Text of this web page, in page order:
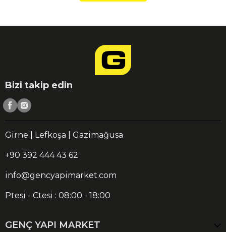
Bizi takip edin
Girne | Lefkoşa | Gazimağusa
+90 392 444 43 62
info@gencyapimarket.com
Ptesi - Ctesi : 08:00 - 18:00
GENÇ YAPI MARKET